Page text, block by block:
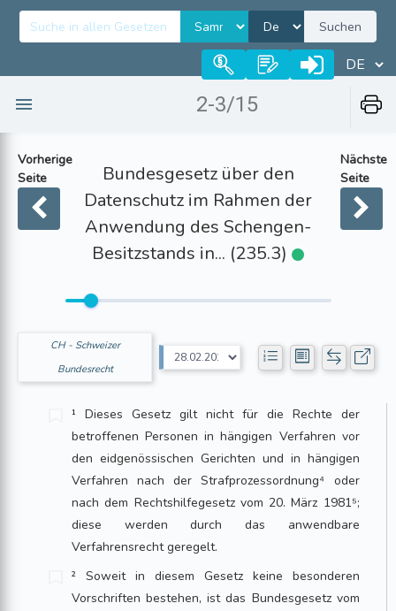
Suchen
2-3/15
Vorherige
Seite
Bundesgesetz über den
Datenschutz im Rahmen der
Anwendung des Schengen-
Besitzstands in... (235.3)
Nächste
Seite
CH - Schweizer
Bundesrecht
¹ Dieses Gesetz gilt nicht für die Rechte der
betroffenen Personen in hängigen Verfahren vor
den eidgenössischen Gerichten und in hängigen
Verfahren nach der Strafprozessordnung⁴ oder
nach dem Rechtshilfegesetz vom 20. März 1981⁵;
diese werden durch das anwendbare
Verfahrensrecht geregelt.
² Soweit in diesem Gesetz keine be­sonderen
Vorschriften bestehen, ist das Bundesgesetz vom